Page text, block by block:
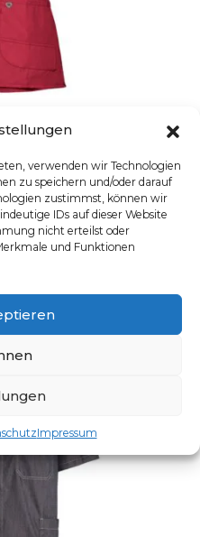
verwenden wir Technologien
zu speichern und/oder darauf
zustimmst, können wir
IDs auf dieser Website
nicht erteilst oder
und Funktionen
Impressum
BP-1762
Dieses Produkt weist